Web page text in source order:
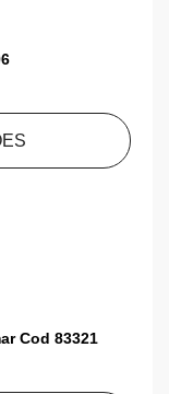
Cod 83321